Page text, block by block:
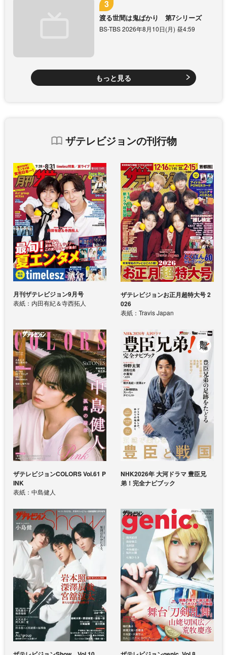
渡る世間は鬼ばかり 第7シリーズ
BS-TBS 2026年8月10日(月) 昼4:59
もっと見る
ザテレビジョンの刊行物
月刊ザテレビジョン9月号
表紙：内田有紀＆寺西拓人
ザテレビジョンお正月超特大号 2
026
表紙：Travis Japan
ザテレビジョンCOLORS Vol.61 P
INK
表紙：中島健人
NHK2026年 大河ドラマ 豊臣兄
弟！完全ナビブック